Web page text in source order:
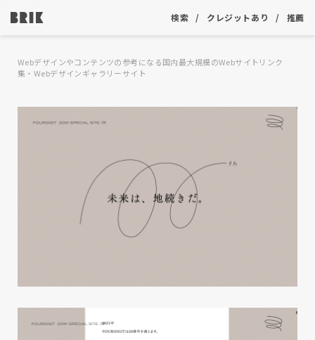
検索 クレジットあり 推薦
Webデザインやコンテンツの参考になる国内最大規模のWebサイトリンク
集・Webデザインギャラリーサイト